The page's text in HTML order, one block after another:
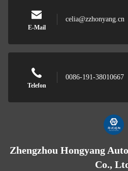
E-Mail
celia@zzhonyang.cn
Telefon
0086-191-38010667
Zhengzhou Hongyang
Co.,